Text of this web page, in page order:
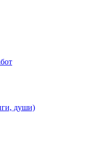
души)